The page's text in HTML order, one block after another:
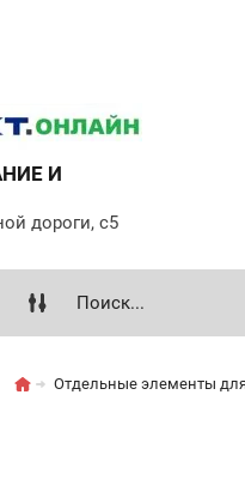
И
дороги, с5
Отдельные элементы